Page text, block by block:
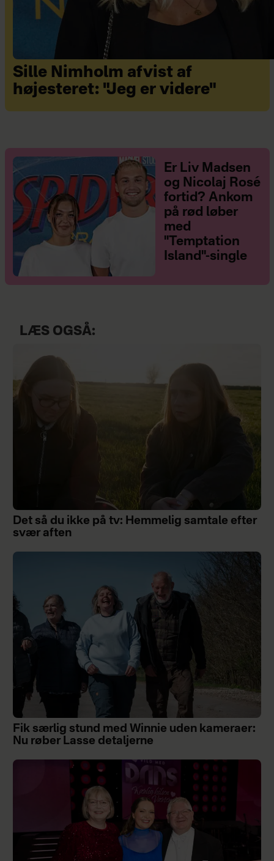
Sille Nimholm afvist af
højesteret: "Jeg er videre"
Er Liv Madsen
og Nicolaj Rosé
fortid? Ankom
på rød løber
med
"Temptation
Island"-single
LÆS OGSÅ:
Det så du ikke på tv: Hemmelig samtale efter
svær aften
Fik særlig stund med Winnie uden kameraer:
Nu røber Lasse detaljerne